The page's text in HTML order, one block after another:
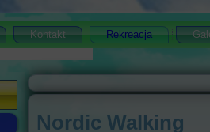
Kontakt Rekreacja
Nordic Walking